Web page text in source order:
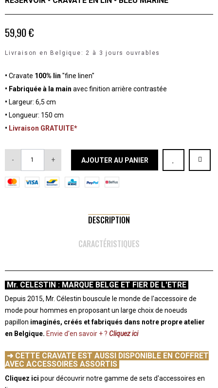
59,90 €
Livraison en Belgique: 2 à 3 jours ouvrables
• Cravate 100% lin "fine linen"
• Fabriquée à la main avec finition arrière contrastée
• Largeur: 6,5 cm
• Longueur: 150 cm
• Livraison GRATUITE*
- + AJOUTER AU PANIER
DESCRIPTION
CARACTÉRISTIQUES
Mr. CELESTIN : MARQUE BELGE ET FIER DE L'ETRE
Depuis 2015, Mr. Célestin bouscule le monde de l'accessoire de
mode pour hommes en proposant un large choix de noeuds
papillon imaginés, créés et fabriqués dans notre propre atelier
en Belgique. Envie d'en savoir + ? Cliquez ici
➜ CETTE CRAVATE EST AUSSI DISPONIBLE EN COFFRET
AVEC ACCESSOIRES ASSORTIS
Cliquez ici pour découvrir notre gamme de sets d'accessoires en